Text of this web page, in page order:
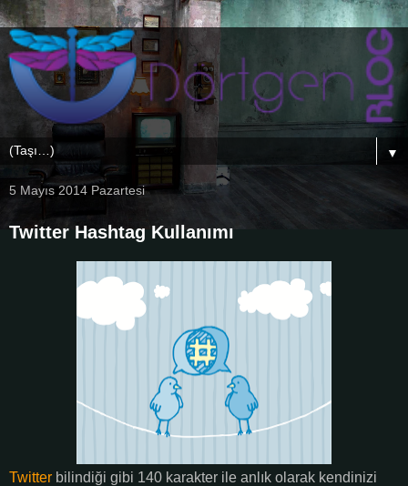
▼
5 Mayıs 2014 Pazartesi
Twitter Hashtag Kullanımı
Twitter bilindiği gibi 140 karakter ile anlık olarak kendinizi